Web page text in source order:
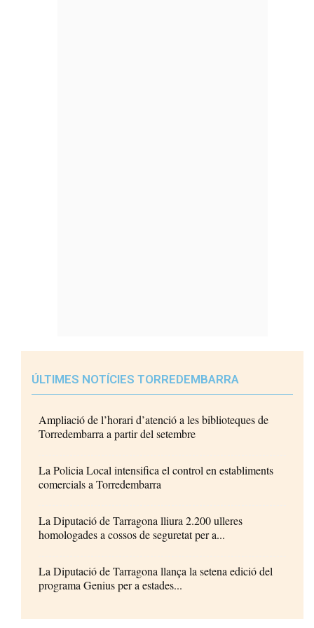
ÚLTIMES NOTÍCIES TORREDEMBARRA
Ampliació de l’horari d’atenció a les biblioteques de
Torredembarra a partir del setembre
La Policia Local intensifica el control en establiments
comercials a Torredembarra
La Diputació de Tarragona lliura 2.200 ulleres
homologades a cossos de seguretat per a...
La Diputació de Tarragona llança la setena edició del
programa Genius per a estades...